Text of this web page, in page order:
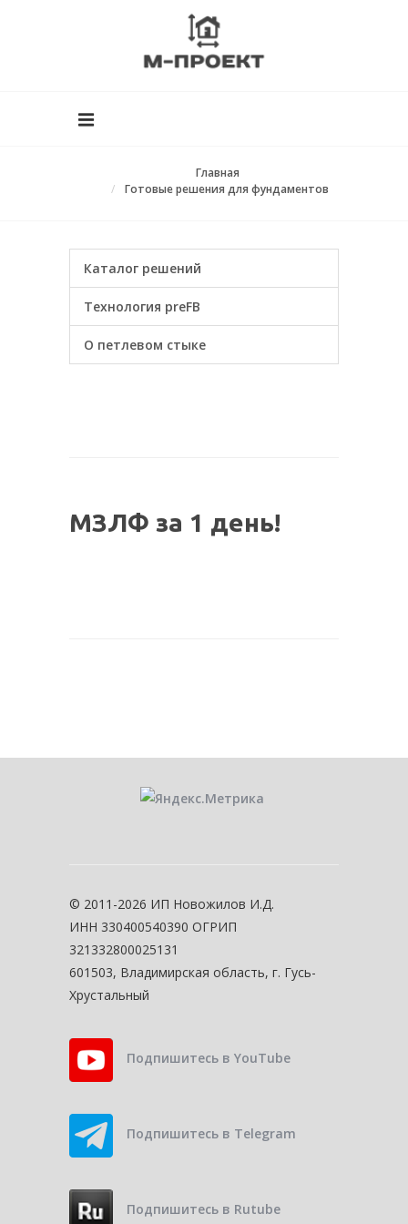
Главная
Готовые решения для фундаментов
Каталог решений
Технология preFB
О петлевом стыке
МЗЛФ за 1 день!
© 2011-2026 ИП Новожилов И.Д.
ИНН 330400540390 ОГРИП
321332800025131
601503, Владимирская область, г. Гусь-
Хрустальный
Подпишитесь в YouTube
Подпишитесь в Telegram
Подпишитесь в Rutube